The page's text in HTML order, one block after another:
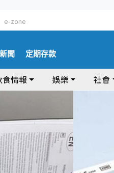
e-zone
聞 定期存款
食情報 娛樂 社會